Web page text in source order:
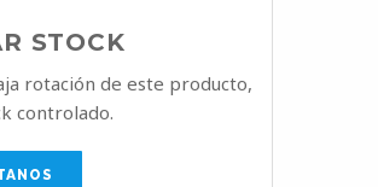
STOCK
rotación de este producto,
controlado.